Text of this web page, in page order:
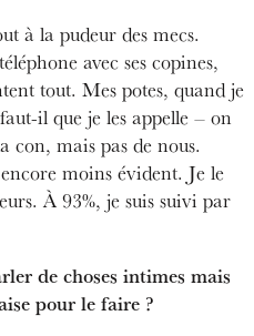
à la pudeur des mecs.
avec ses copines,
tout. Mes potes, quand je
il que je les appelle – on
con, mais pas de nous.
moins évident. Je le
À 93%, je suis suivi par
de choses intimes mais
pour le faire ?